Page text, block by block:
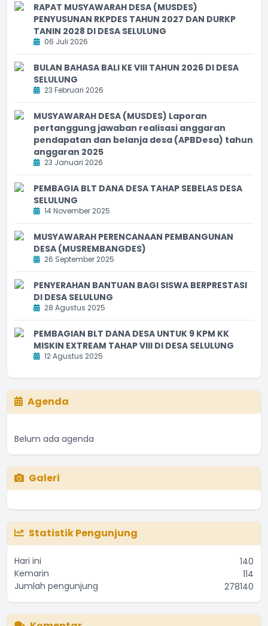
RAPAT MUSYAWARAH DESA (MUSDES)
PENYUSUNAN RKPDES TAHUN 2027 DAN DURKP
TANIN 2028 DI DESA SELULUNG
06 Juli 2026
BULAN BAHASA BALI KE VIII TAHUN 2026 DI DESA
SELULUNG
23 Februari 2026
MUSYAWARAH DESA (MUSDES) Laporan
pertanggung jawaban realisasi anggaran
pendapatan dan belanja desa (APBDesa) tahun
anggaran 2025
23 Januari 2026
PEMBAGIA BLT DANA DESA TAHAP SEBELAS DESA
SELULUNG
14 November 2025
MUSYAWARAH PERENCANAAN PEMBANGUNAN
DESA (MUSREMBANGDES)
26 September 2025
PENYERAHAN BANTUAN BAGI SISWA BERPRESTASI
DI DESA SELULUNG
28 Agustus 2025
PEMBAGIAN BLT DANA DESA UNTUK 9 KPM KK
MISKIN EXTREAM TAHAP VIII DI DESA SELULUNG
12 Agustus 2025
Agenda
Belum ada agenda
Galeri
Statistik Pengunjung
Hari ini
140
Kemarin
114
Jumlah pengunjung
278140